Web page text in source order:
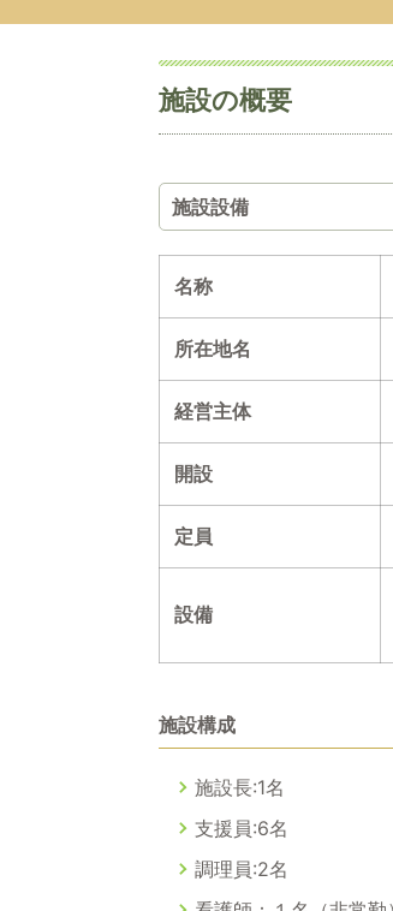
施設の概要
施設設備
名称
所在地名
経営主体
開設
定員
設備
施設構成
施設長:1名
支援員:6名
調理員:2名